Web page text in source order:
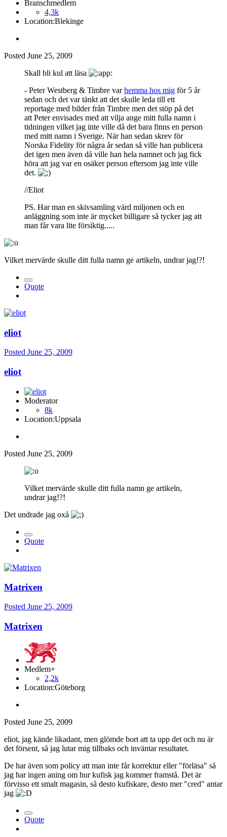
Branschmedlem
4,3k
Location:Blekinge
Posted June 25, 2009
Skall bli kul att läsa
- Peter Westberg & Timbre varhemma hos mig för 5 år
sedan och det var tänkt att det skulle leda till ett
reportage med bilder från Timbre men det stöp på det
att Peter envisades med att vilja ange mitt fulla namn i
tidningen vilket jag inte ville då det bara finns en person
med mitt namn i Sverige. När han sedan skrev för
Norska Fidelity för några år sedan så ville han publicera
det igen men även då ville han hela namnet och jag fick
höra att jag var en osäker person eftersom jag inte ville
det.
//Eliot
PS. Har man en skivsamling värd miljonen och en
anläggning som inte är mycket billigare så tycker jag att
man får vara lite försiktig.....
Vilket mervärde skulle ditt fulla namn ge artikeln, undrar jag!?!
Quote
eliot
Posted June 25, 2009
eliot
Moderator
8k
Location:Uppsala
Posted June 25, 2009
Vilket mervärde skulle ditt fulla namn ge artikeln,
undrar jag!?!
Det undrade jag oxå
Quote
Matrixen
Posted June 25, 2009
Matrixen
Medlem+
2,2k
Location:Göteborg
Posted June 25, 2009
eliot, jag kände likadant, men glömde bort att ta upp det och nu är
det försent, så jag lutar mig tillbaks och inväntar resultatet.
De har även som policy att man inte får korrektur eller "förläsa" så
jag har ingen aning om hur kufisk jag kommer framstå. Det är
förvisso ett smalt magasin, så desto kufiskare, desto mer "cred" antar
jag
Quote